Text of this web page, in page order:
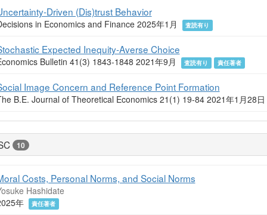
Driven (Dis)trust Behavior
in Economics and Finance 2025年1月 査読有り
Expected Inequity-Averse Choice
Bulletin 41(3) 1843-1848 2021年9月 査読有り 責任著者
Image Concern and Reference Point Formation
B.E. Journal of Theoretical Economics 21(1) 19-84 2021年1月28日
10
Costs, Personal Norms, and Social Norms
Hashidate
年
責任著者